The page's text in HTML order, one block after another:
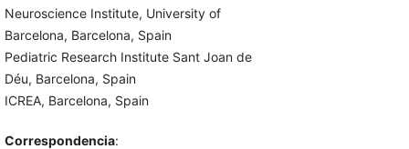
Neuroscience Institute, University of
Barcelona, Barcelona, Spain
Pediatric Research Institute Sant Joan de
Déu, Barcelona, Spain
ICREA, Barcelona, Spain
Correspondencia: